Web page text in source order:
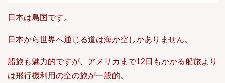
日本は島国です。
日本から世界へ通じる道は海か空しかありません。
船旅も魅力的ですが、アメリカまで12日もかかる船旅より
は飛行機利用の空の旅が一般的。